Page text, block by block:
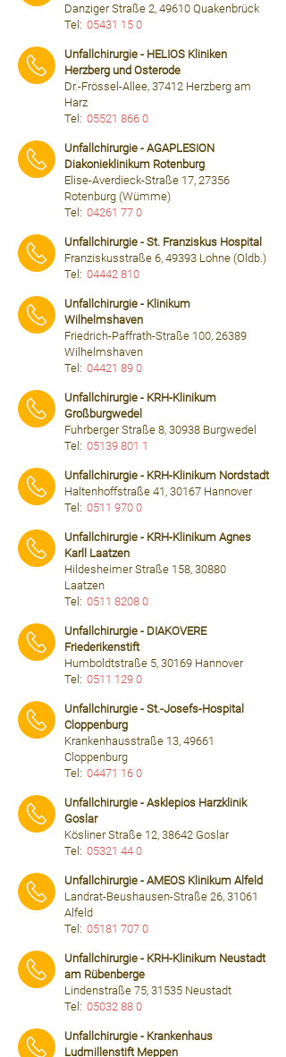
Danziger Straße 2, 49610 Quakenbrück
Tel: 05431 15 0
Unfallchirurgie - HELIOS Kliniken
Herzberg und Osterode
Dr.-Frössel-Allee, 37412 Herzberg am
Harz
Tel: 05521 866 0
Unfallchirurgie - AGAPLESION
Diakonieklinikum Rotenburg
Elise-Averdieck-Straße 17, 27356
Rotenburg (Wümme)
Tel: 04261 77 0
Unfallchirurgie - St. Franziskus Hospital
Franziskusstraße 6, 49393 Lohne (Oldb.)
Tel: 04442 810
Unfallchirurgie - Klinikum
Wilhelmshaven
Friedrich-Paffrath-Straße 100, 26389
Wilhelmshaven
Tel: 04421 89 0
Unfallchirurgie - KRH-Klinikum
Großburgwedel
Fuhrberger Straße 8, 30938 Burgwedel
Tel: 05139 801 1
Unfallchirurgie - KRH-Klinikum Nordstadt
Haltenhoffstraße 41, 30167 Hannover
Tel: 0511 970 0
Unfallchirurgie - KRH-Klinikum Agnes
Karll Laatzen
Hildesheimer Straße 158, 30880
Laatzen
Tel: 0511 8208 0
Unfallchirurgie - DIAKOVERE
Friederikenstift
Humboldtstraße 5, 30169 Hannover
Tel: 0511 129 0
Unfallchirurgie - St.-Josefs-Hospital
Cloppenburg
Krankenhausstraße 13, 49661
Cloppenburg
Tel: 04471 16 0
Unfallchirurgie - Asklepios Harzklinik
Goslar
Kösliner Straße 12, 38642 Goslar
Tel: 05321 44 0
Unfallchirurgie - AMEOS Klinikum Alfeld
Landrat-Beushausen-Straße 26, 31061
Alfeld
Tel: 05181 707 0
Unfallchirurgie - KRH-Klinikum Neustadt
am Rübenberge
Lindenstraße 75, 31535 Neustadt
Tel: 05032 88 0
Unfallchirurgie - Krankenhaus
Ludmillenstift Meppen